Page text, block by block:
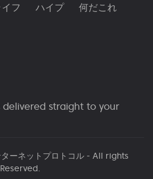
フ ハイプ 何だこれ
straight to your
ーネットプロトコル- All rights
Reserved.